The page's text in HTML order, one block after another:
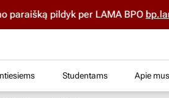
pildyk per LAMA BPO
Studentams Apie mus